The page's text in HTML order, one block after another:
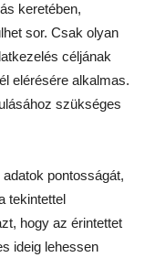
keretében,
sor. Csak olyan
céljának
elérésére alkalmas.
szükséges
pontosságát,
tekintettel
hogy az érintettet
ideig lehessen